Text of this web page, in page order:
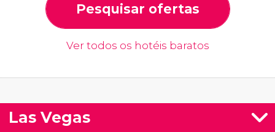
Pesquisar ofertas
Ver todos os hotéis baratos
Las Vegas